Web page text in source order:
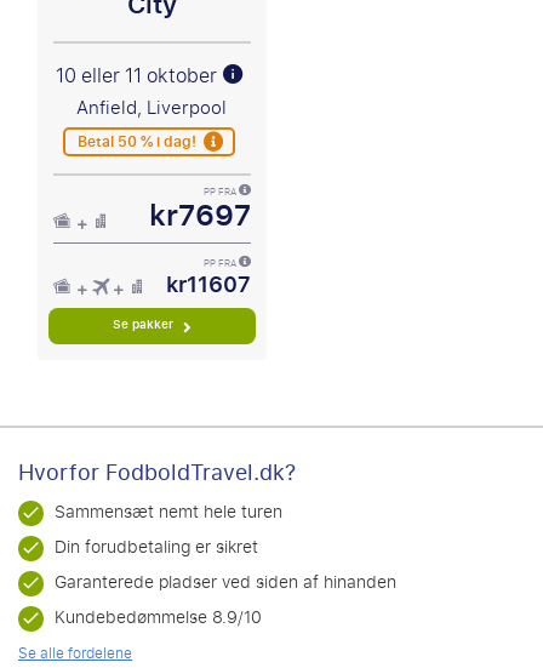
10 eller 11 oktober
Anfield, Liverpool
Betal 50 % i dag!
PP FRA
kr7697
PP FRA
kr11607
Se pakker
Hvorfor FodboldTravel.dk?
Sammensæt nemt hele turen
Din forudbetaling er sikret
Garanterede pladser ved siden af hinanden
Kundebedømmelse 8.9/10
Se alle fordelene